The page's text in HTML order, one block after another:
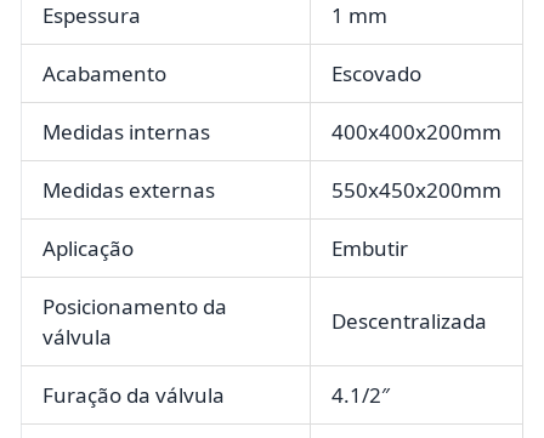
Espessura 1 mm
Acabamento Escovado
Medidas internas 400x400x200mm
Medidas externas 550x450x200mm
Aplicação Embutir
Posicionamento da
válvula
Descentralizada
Furação da válvula 4.1/2″